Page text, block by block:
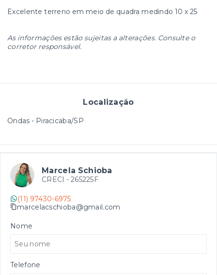
Excelente terreno em meio de quadra medindo 10 x 25
As informações estão sujeitas a alterações. Consulte o
corretor responsável.
Localização
Ondas - Piracicaba/SP
Marcela Schioba
CRECI - 265225F
(11) 97430-6975
marcelacschioba@gmail.com
Nome
Telefone